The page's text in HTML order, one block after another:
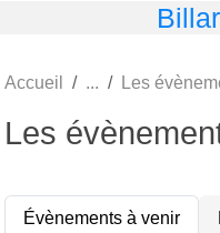
Accueil Les
Les
Évènements à venir